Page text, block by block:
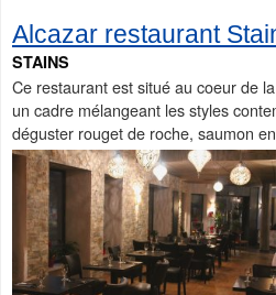
Alcazar restaurant
STAINS
Ce restaurant est situé au coeur de
un cadre mélangeant les styles
déguster rouget de roche, saumon